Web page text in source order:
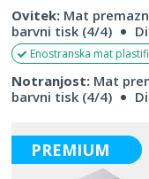
Ovitek: Mat
barvni tisk (4/4)
Enostranska mat
Notranjost: Mat
barvni tisk (4/4)
PREMIUM